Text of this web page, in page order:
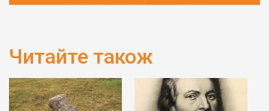
Читайте також